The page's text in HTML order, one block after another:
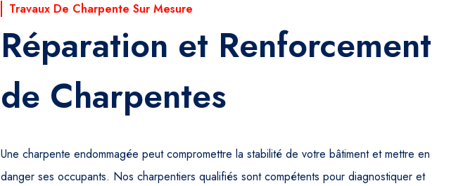
Travaux De Charpente Sur Mesure
Réparation et Renforcement
de Charpentes
Une charpente endommagée peut compromettre la stabilité de votre bâtiment et mettre en
danger ses occupants. Nos charpentiers qualifiés sont compétents pour diagnostiquer et